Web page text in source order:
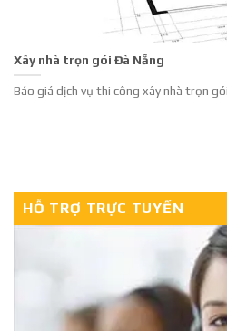
Xây nhà trọn gói Đà Nẵng
Báo giá dịch vụ thi công xây nhà trọn
HỖ TRỢ TRỰC TUYẾN